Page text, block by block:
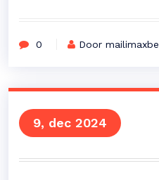
0 Door mailimaxbe
9, dec 2024